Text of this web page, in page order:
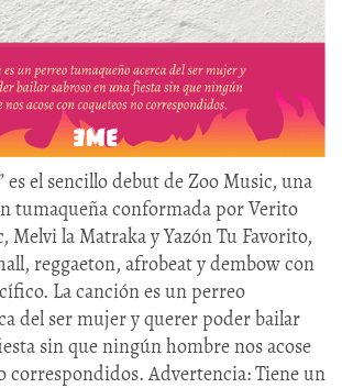
es el sencillo debut de Zoo Music, una
tumaqueña conformada por Verito
Melvi la Matraka y Yazón Tu Favorito,
reggaeton, afrobeat y dembow con
La canción es un perreo
del ser mujer y querer poder bailar
sin que ningún hombre nos acose
correspondidos. Advertencia: Tiene un